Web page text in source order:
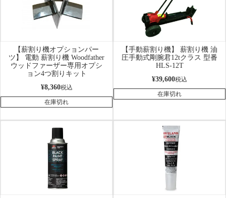
【薪割り機オプションパー
ツ】 電動 薪割り機 Woodfather
ウッドファーザー専用オプシ
ョン4つ割りキット
¥8,360税込
在庫切れ
【手動薪割り機】 薪割り機 油
圧手動式剛腕君12tクラス 型番
HLS-12T
¥39,600税込
在庫切れ